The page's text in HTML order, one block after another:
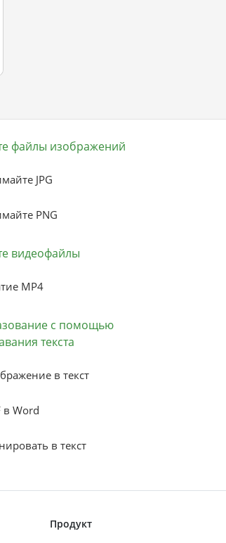
файлы изображений
JPG
PNG
видеофайлы
MP4
с помощью
текста
в текст
в Word
в текст
Продукт